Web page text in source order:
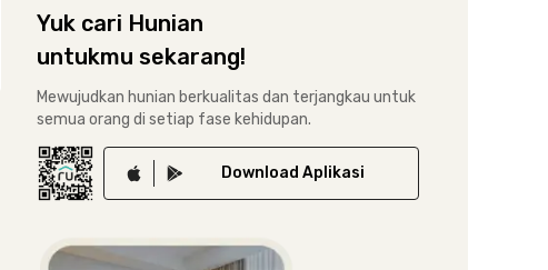
Yuk cari Hunian
untukmu sekarang!
Mewujudkan hunian berkualitas dan terjangkau untuk
semua orang di setiap fase kehidupan.
Download Aplikasi